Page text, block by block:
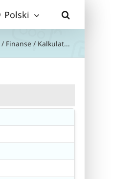
Polski
/ Finanse / Kalkulat...